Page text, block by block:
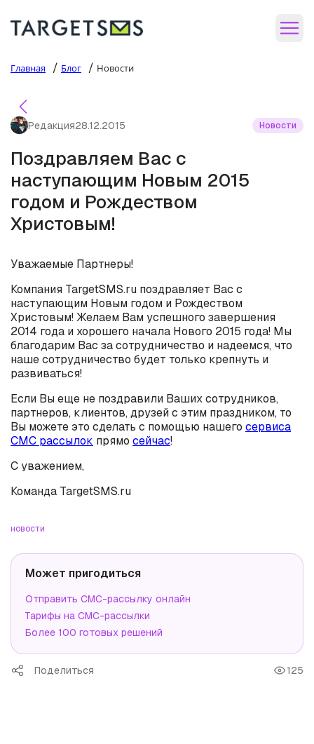
Главная / Блог / Новости
Редакция28.12.2015 Новости
Поздравляем Вас с
наступающим Новым 2015
годом и Рождеством
Христовым!
Уважаемые Партнеры!
Компания TargetSMS.ru поздравляет Вас с
наступающим Новым годом и Рождеством
Христовым! Желаем Вам успешного завершения
2014 года и хорошего начала Нового 2015 года! Мы
благодарим Вас за сотрудничество и надеемся, что
наше сотрудничество будет только крепнуть и
развиваться!
Если Вы еще не поздравили Ваших сотрудников,
партнеров, клиентов, друзей с этим праздником, то
Вы можете это сделать с помощью нашего сервиса
СМС рассылок прямо сейчас!
С уважением,
Команда TargetSMS.ru
новости
Может пригодиться
Отправить СМС-рассылку онлайн
Тарифы на СМС-рассылки
Более 100 готовых решений
Поделиться 125